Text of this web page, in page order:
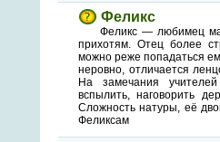
Феликс
Феликс — любимец
прихотям. Отец более
можно реже попадаться
неровно, отличается
На замечания
вспылить, наговорить
Сложность натуры, её
Феликсам